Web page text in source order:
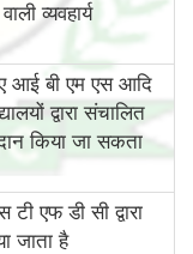
व्यवहार्य
आई बी एम एस आदि
द्वारा संचालित
किया जा सकता
एफ डी सी द्वारा
जाता है